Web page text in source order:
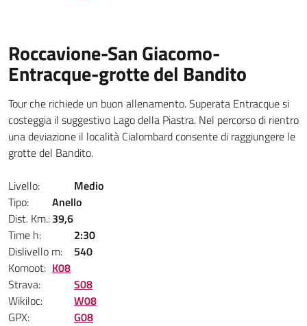
Roccavione-San Giacomo-
Entracque-grotte del Bandito
Tour che richiede un buon allenamento. Superata Entracque si
costeggia il suggestivo Lago della Piastra. Nel percorso di rientro
una deviazione il località Cialombard consente di raggiungere le
grotte del Bandito.
Livello:
Medio
Tipo:
Anello
Dist. Km.:39,6
Time h:
2:30
Dislivello m:
540
Komoot: K08
Strava:
S08
Wikiloc:
W08
GPX:
G08